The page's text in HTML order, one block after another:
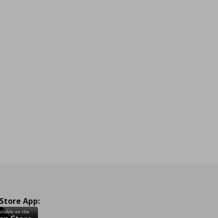
App: